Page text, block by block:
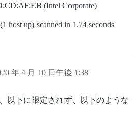
(Intel Corporate)
host up) scanned in 1.74 seconds
年 4 月 10 日午後 1:38
以下に限定されず、以下のような